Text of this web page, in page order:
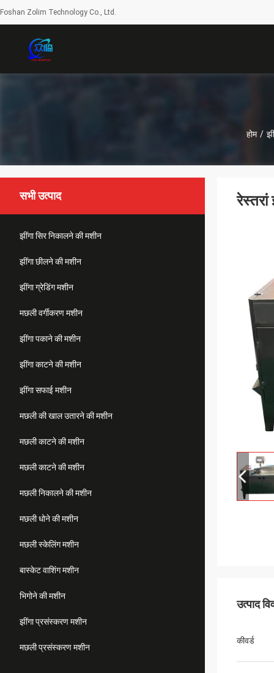
Foshan Zolim Technology Co., Ltd.
होम /
सभी उत्पाद
झींगा सिर निकालने की मशीन
झींगा छीलने की मशीन
झींगा ग्रेडिंग मशीन
मछली वर्गीकरण मशीन
झींगा पकाने की मशीन
झींगा काटने की मशीन
झींगा सफाई मशीन
मछली की खाल उतारने की मशीन
मछली काटने की मशीन
मछली काटने की मशीन
मछली निकालने की मशीन
मछली धोने की मशीन
मछली स्केलिंग मशीन
बास्केट वाशिंग मशीन
भिगोने की मशीन
झींगा प्रसंस्करण मशीन
मछली प्रसंस्करण मशीन
उत्पाद
कीवर्ड